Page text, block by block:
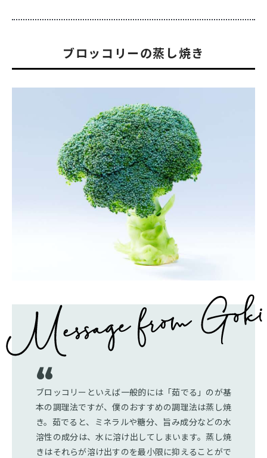
ブロッコリーの蒸し焼き
“
ブロッコリーといえば一般的には「茹でる」のが基
本の調理法ですが、僕のおすすめの調理法は蒸し焼
き。茹でると、ミネラルや糖分、旨み成分などの水
溶性の成分は、水に溶け出してしまいます。蒸し焼
きはそれらが溶け出すのを最小限に抑えることがで